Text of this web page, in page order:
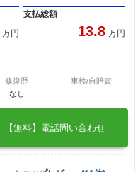
万円
支払総額
13.8 万円
修復歴
なし
車検/自賠責
【無料】電話問い合わせ